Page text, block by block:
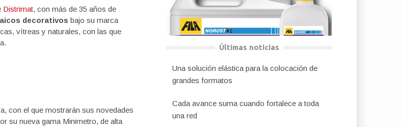
Distrimat, con más de 35 años de
decorativos bajo su marca
vítreas y naturales, con las que
con el que mostrarán sus novedades
su nueva gama Minimetro, de alta
Últimas noticias
Una solución elástica para la colocación de
grandes formatos
Cada avance suma cuando fortalece a toda
una red